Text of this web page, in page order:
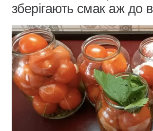
зберігають смак аж до